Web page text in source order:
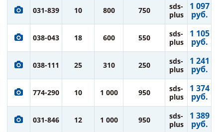
031-839 10 800 750
sds-
plus
1 097
руб.
038-043 18 600 550
sds-
plus
1 105
руб.
038-111 25 310 250
sds-
plus
1 241
руб.
774-290 10 1 000 950
sds-
plus
1 374
руб.
031-846 12 1 000 950
sds-
plus
1 389
руб.